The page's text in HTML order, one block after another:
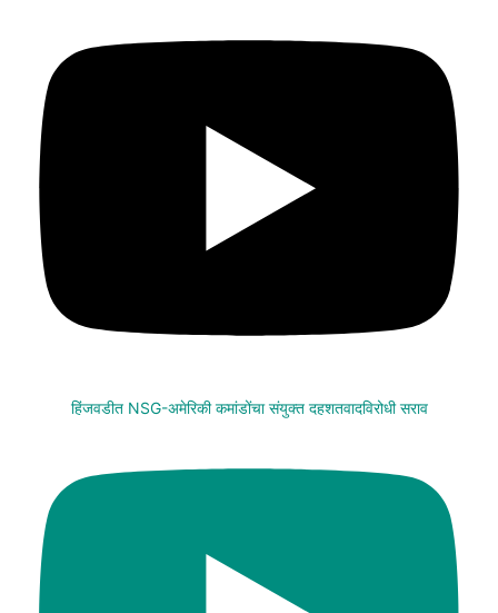
हिंजवडीत NSG-अमेरिकी कमांडोंचा संयुक्त दहशतवादविरोधी सराव